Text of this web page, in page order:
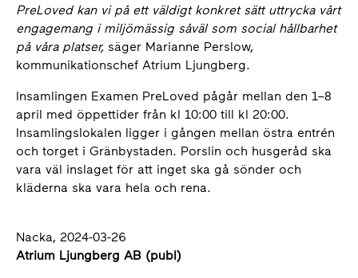
PreLoved kan vi på ett väldigt konkret sätt uttrycka vårt
engagemang i miljömässig såväl som social hållbarhet
på våra platser, säger Marianne Perslow,
kommunikationschef Atrium Ljungberg.
Insamlingen Examen PreLoved pågår mellan den 1–8
april med öppettider från kl 10:00 till kl 20:00.
Insamlingslokalen ligger i gången mellan östra entrén
och torget i Gränbystaden. Porslin och husgeråd ska
vara väl inslaget för att inget ska gå sönder och
kläderna ska vara hela och rena.
Nacka, 2024-03-26
Atrium Ljungberg AB (publ)